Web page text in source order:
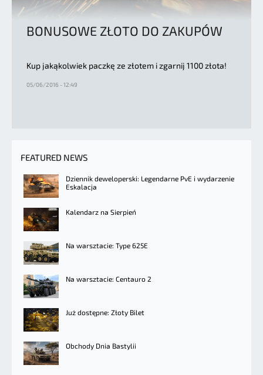
BONUSOWE ZŁOTO DO ZAKUPÓW
Kup jakąkolwiek paczkę ze złotem i zgarnij 1100 złota!
05/06/2016 - 12:49
FEATURED NEWS
Dziennik deweloperski: Legendarne PvE i wydarzenie
Eskalacja
Kalendarz na Sierpień
Na warsztacie: Type 625E
Na warsztacie: Centauro 2
Już dostępne: Złoty Bilet
Obchody Dnia Bastylii